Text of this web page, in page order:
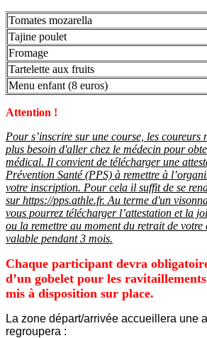
Tomates mozarella
Tajine poulet
Fromage
Tartelette aux fruits
Menu enfant (8 euros)
Attention !
Pour s’inscrire sur une course, les coureurs
plus besoin d'aller chez le médecin pour
médical. Il convient de télécharger une
Prévention Santé (PPS) à remettre à
votre inscription. Pour cela il suffit de se
sur https://pps.athle.fr. Au terme d'un
vous pourrez télécharger l’attestation et la
ou la remettre au moment du retrait de votre
valable pendant 3 mois.
Chaque participant devra
d’un gobelet pour les
mis à disposition sur place.
La zone départ/arrivée accueillera une
regroupera :